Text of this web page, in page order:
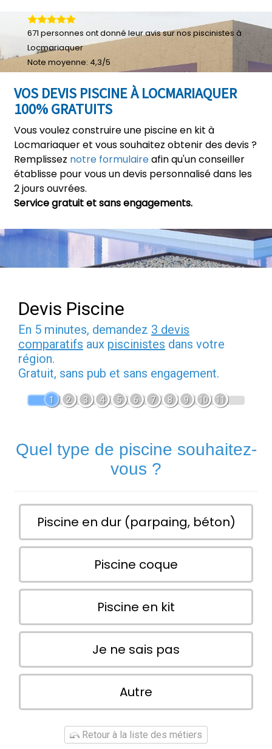
VOS DEVIS PISCINE À LOCMARIAQUER
100% GRATUITS
Vous voulez construire une piscine en kit à
Locmariaquer et vous souhaitez obtenir des devis ?
Remplissez notre formulaireafin qu'un conseiller
établisse pour vous un devis personnalisé dans les
2 jours ouvrées.
Service gratuit et sans engagements.
671 personnes ont donné leuravis sur nos piscinistes à
Locmariaquer
Note moyenne: 4,3/5
Devis Piscine
En 5 minutes, demandez 3 devis
comparatifs aux piscinistes dans votre
région.
Gratuit, sans pub et sans engagement.
1 2 3 4 5 6 7 8 9 10 11
Quel type de piscine souhaitez-
vous ?
Piscine en dur (parpaing, béton)
Piscine coque
Piscine en kit
Je ne sais pas
Autre
Retour à la liste des métiers